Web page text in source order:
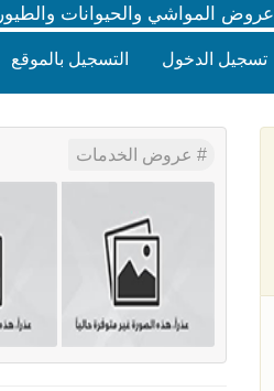
عروض المواشي والحيوانات والطيور
تسجيل الدخول التسجيل بالموقع
عروض الخدمات